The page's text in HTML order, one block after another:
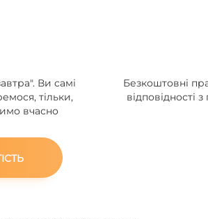
Ви самі
тільки,
вчасно
Безкоштовні
відповідності